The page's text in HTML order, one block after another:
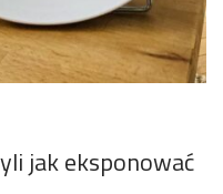
jak eksponować